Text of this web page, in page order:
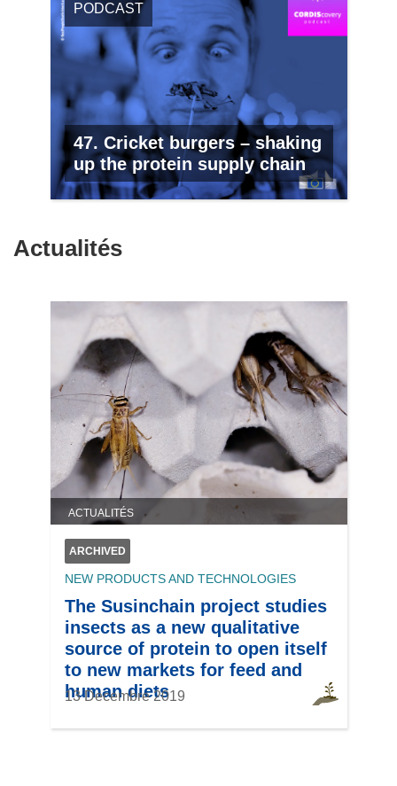
PODCAST
47. Cricket burgers – shaking
up the protein supply chain
Actualités
ACTUALITÉS
ARCHIVED
NEW PRODUCTS AND TECHNOLOGIES
The Susinchain project studies
insects as a new qualitative
source of protein to open itself
to new markets for feed and
human diets
13 Decembre 2019